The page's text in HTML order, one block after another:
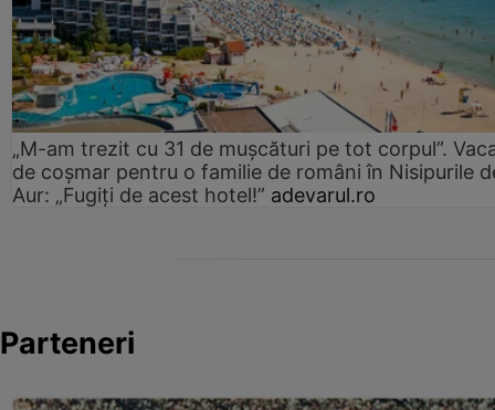
„M-am trezit cu 31 de mușcături pe tot corpul”.
de coșmar pentru o familie de români în Nisipurile
Aur: „Fugiți de acest hotel!” adevarul.ro
Parteneri